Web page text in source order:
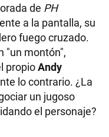
de PH
a la pantalla, su
fuego cruzado.
"un montón",
propioAndy
lo contrario. ¿La
un jugoso
el personaje?